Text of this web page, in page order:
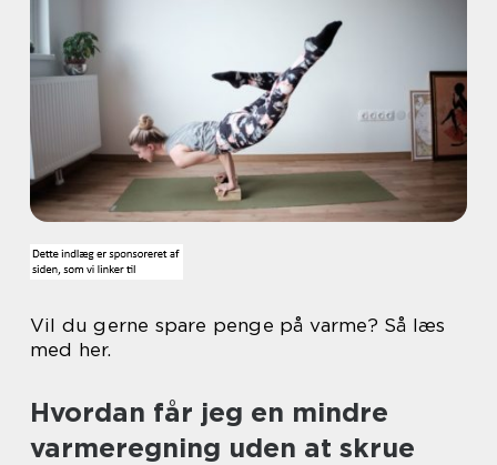
Vil du gerne spare penge på varme? Så læs
med her.
Hvordan får jeg en mindre
varmeregning uden at skrue